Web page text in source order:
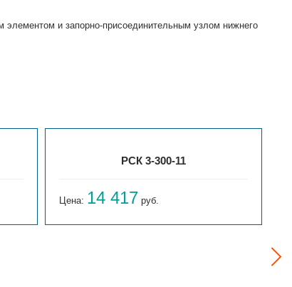
элементом и запорно-присоединительным узлом нижнего
РСК 3-300-11
Цена: 14 417 руб.